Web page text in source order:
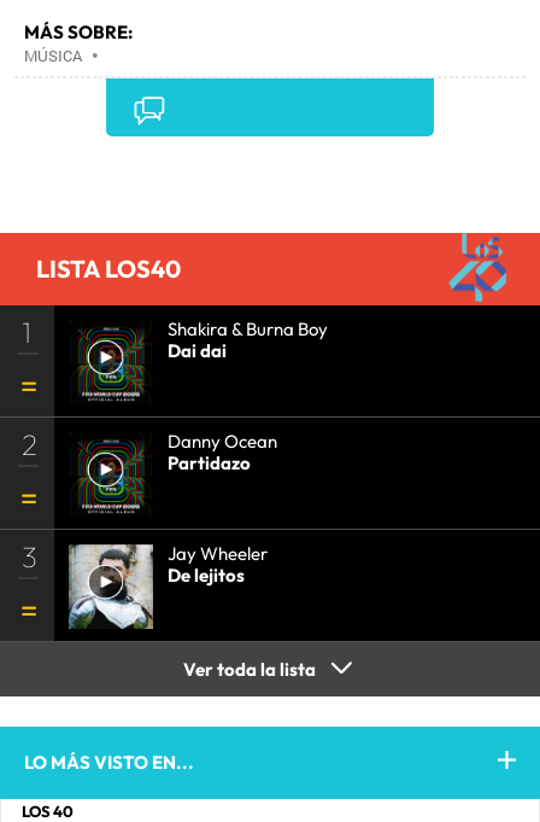
MÁS SOBRE:
MÚSICA •
LISTA LOS40
1
Shakira & Burna Boy
Dai dai
2
Danny Ocean
Partidazo
3
Jay Wheeler
De lejitos
Ver toda la lista
LO MÁS VISTO EN...
LOS 40